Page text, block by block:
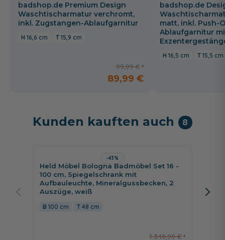
badshop.de Premium Design
Waschtischarmatur verchromt,
inkl. Zugstangen-Ablaufgarnitur
16,6 cm 15,9 cm
99,99 €
89,99 €
badshop.de
matt, inkl. Push-
Ablaufgarnitur
16,5 cm 15,5 cm
Kunden kauften auch 8
-43%
Held Möbel Bologna Badmöbel Set 16 -
100 cm, Spiegelschrank mit
Aufbauleuchte, Mineralgussbecken, 2
Auszüge, weiß
100 cm 48 cm
1.349,99 €
cm,